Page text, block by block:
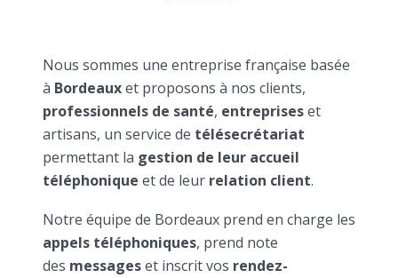
Nous sommes une entreprise française basée
à Bordeauxet proposons à nos clients,
professionnels de santé, entrepriseset
artisans, un service de télésecrétariat
permettant la gestion de leur accueil
téléphonique et de leur relation client.
Notre équipe de Bordeaux prend en charge les
appels téléphoniques, prend note
des messageset inscrit vos rendez-